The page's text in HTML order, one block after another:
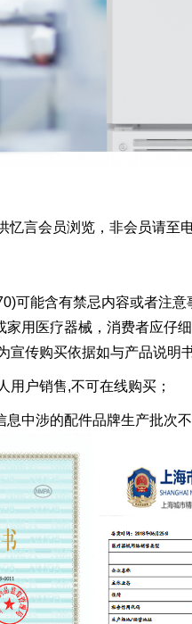
言会员浏览，非会员请至
可能含有禁忌内容或者注意
用医疗器械，消费者应仔
传购买依据如与产品说明
用户销售,不可在线购买；
中涉的配件品牌生产批次